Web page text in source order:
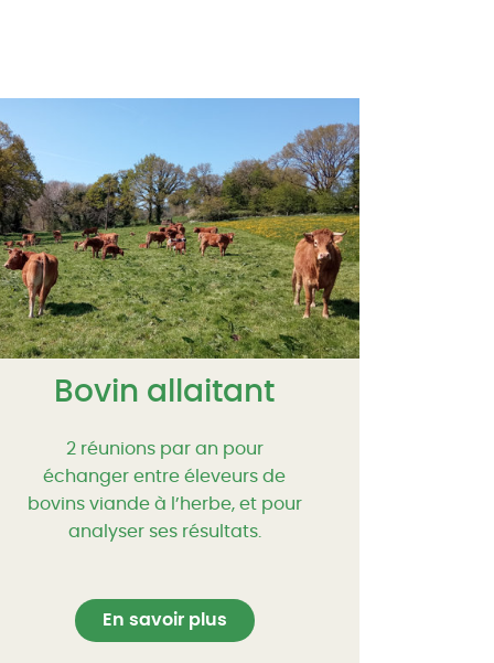
Bovin allaitant
2 réunions par an pour
échanger entre éleveurs de
bovins viande à l’herbe, et pour
analyser ses résultats.
En savoir plus